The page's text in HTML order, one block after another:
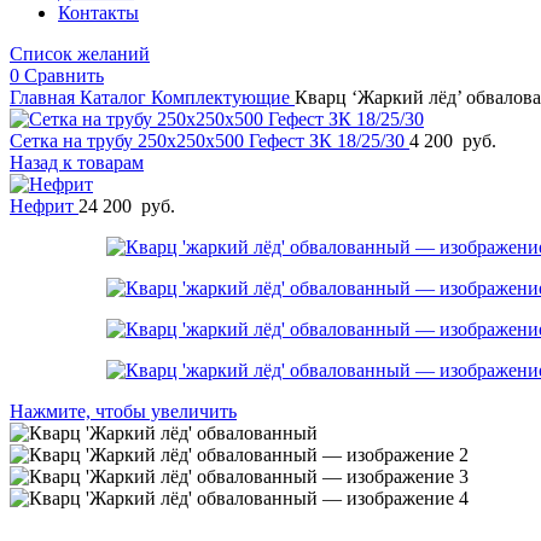
Контакты
Список желаний
0 Сравнить
Главная Каталог Комплектующие Кварц ‘Жаркий лёд’
Сетка на трубу 250х250х500 Гефест ЗК 18/25/30 4 200 руб.
Назад к товарам
Нефрит 24 200 руб.
Нажмите, чтобы увеличить